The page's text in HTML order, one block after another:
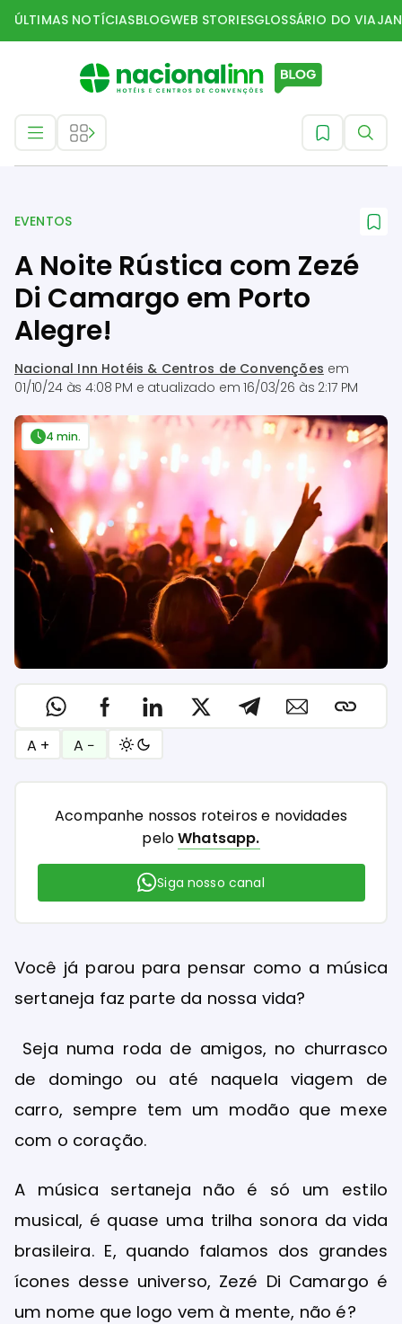
ÚLTIMAS NOTÍCIASBLOGWEB STORIESGLOSSÁRIO DO
EVENTOS
A Noite Rústica com Zezé
Di Camargo em Porto
Alegre!
Nacional Inn Hotéis & Centros de Convenções em
01/10/24 às 4:08 PM e atualizado em16/03/26 às 2:17 PM
4 min.
A + A −
Acompanhe nossos roteiros e novidades
peloWhatsapp.
Siga nosso canal
Você já parou para pensar como a música
sertaneja faz parte da nossa vida?
Seja numa roda de amigos, no churrasco
de domingo ou até naquela viagem de
carro, sempre tem um modão que mexe
com o coração.
A música sertaneja não é só um estilo
musical, é quase uma trilha sonora da vida
brasileira. E, quando falamos dos grandes
ícones desse universo, Zezé Di Camargo é
um nome que logo vem à mente, não é?